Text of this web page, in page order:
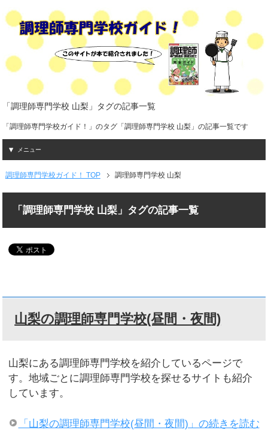
「調理師専門学校 山梨」タグの記事一覧
「調理師専門学校ガイド！」のタグ「調理師専門学校 山梨」の記事一覧です
メニュー
調理師専門学校ガイド！ TOP 調理師専門学校 山梨
「調理師専門学校 山梨」タグの記事一覧
山梨の調理師専門学校(昼間・夜間)
山梨にある調理師専門学校を紹介しているページで
す。地域ごとに調理師専門学校を探せるサイトも紹介
しています。
「山梨の調理師専門学校(昼間・夜間)」の続きを読む